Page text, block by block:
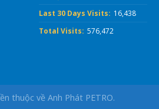
Last 30 Days Visits: 16,438
Total Visits: 576,472
thuộc về Anh Phát PETRO.